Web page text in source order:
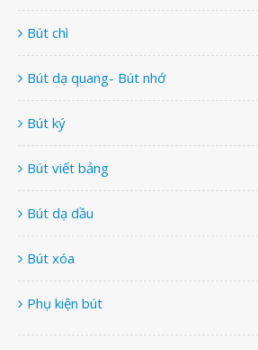
Bút chì
Bút dạ quang- Bút nhớ
Bút ký
Bút viết bảng
Bút dạ dầu
Bút xóa
Phụ kiện bút